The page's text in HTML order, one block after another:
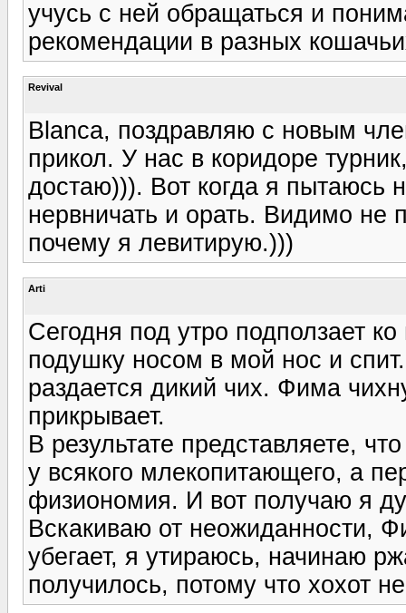
учусь с ней обращаться и
рекомендации в разных
Revival
Blanca, поздравляю с новым
прикол. У нас в коридоре
достаю))). Вот когда я пытаюсь
нервничать и орать. Видимо не
почему я левитирую.)))
Arti
Сегодня под утро подползает
подушку носом в мой нос и
раздается дикий чих. Фима
прикрывает.
В результате представляете,
у всякого млекопитающего, а
физиономия. И вот получаю я
Вскакиваю от неожиданности,
убегает, я утираюсь, начинаю
получилось, потому что хохот